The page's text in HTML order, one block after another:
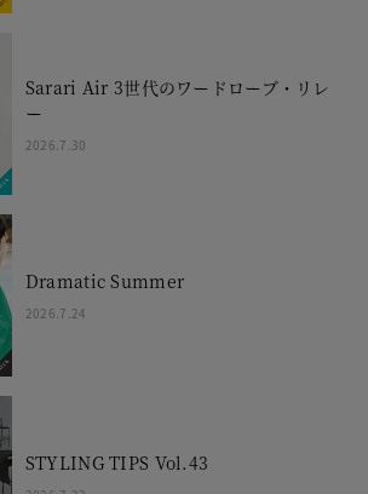
Sarari Air 3世代のワードローブ・リレ
ー
2026.7.30
Dramatic Summer
2026.7.24
STYLING TIPS Vol.43